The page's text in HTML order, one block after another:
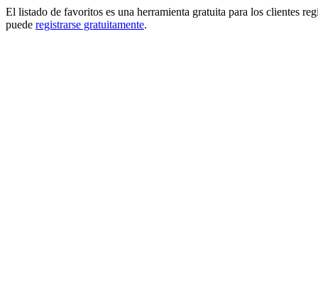
El listado de favoritos es una herramienta gratuita para los clientes
puede registrarse gratuitamente.